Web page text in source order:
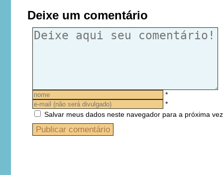
Deixe um comentário
*
*
Salvar meus dados neste navegador para a próxima